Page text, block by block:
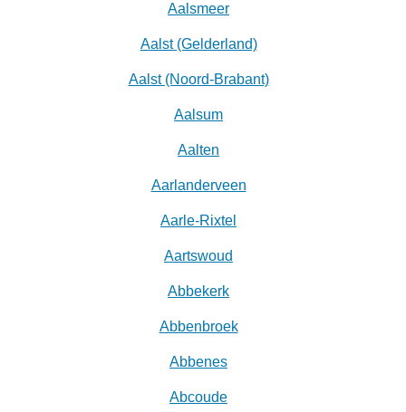
Aalsmeer
Aalst (Gelderland)
Aalst (Noord-Brabant)
Aalsum
Aalten
Aarlanderveen
Aarle-Rixtel
Aartswoud
Abbekerk
Abbenbroek
Abbenes
Abcoude